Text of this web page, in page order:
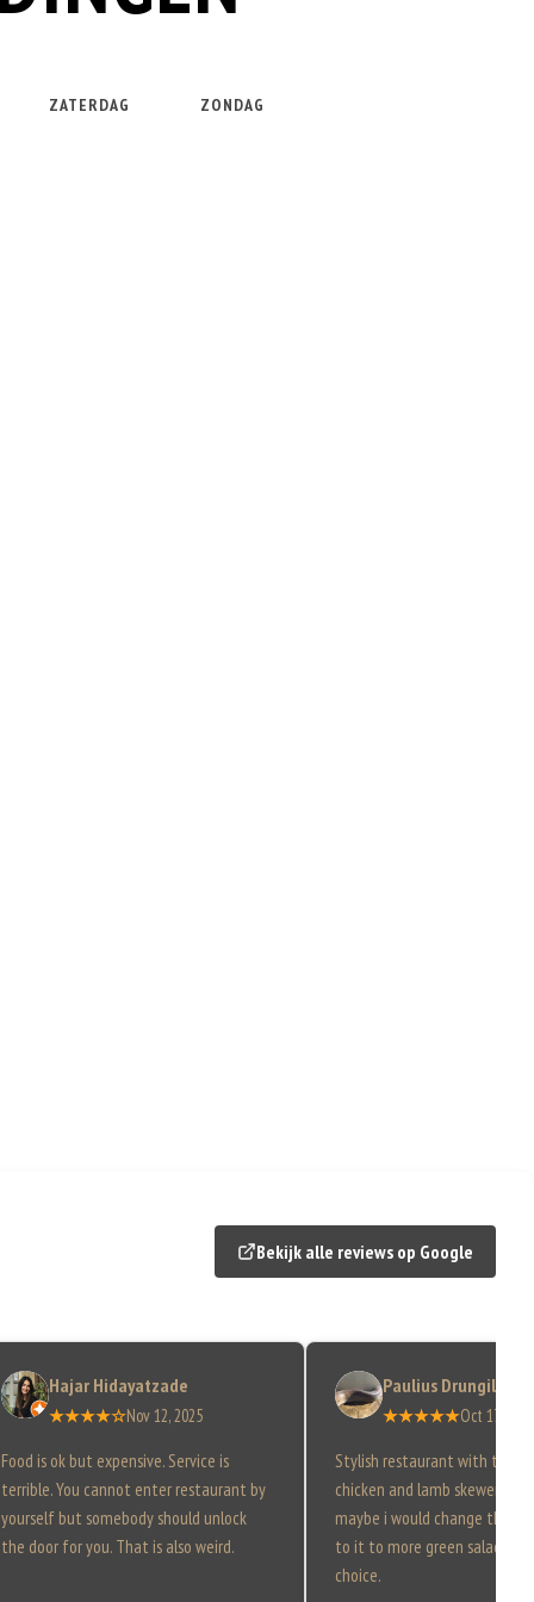
ZATERDAG ZONDAG
Bekijk alle reviews op Google
Hajar Hidayatzade
★★★★☆Nov 12, 2025
Food is ok but expensive. Service is
terrible. You cannot enter restaurant by
yourself but somebody should unlock
the door for you. That is also weird.
Paulius Drungilas
★★★★★Oct 17, 2025
Stylish restaurant with tasty
chicken and lamb skewers
maybe i would change the
to it to more green salad, but
choice.